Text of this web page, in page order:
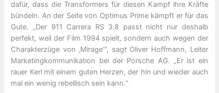
dafür, dass die Transformers für diesen Kampf ihre Kräfte
bündeln. An der Seite von Optimus Prime kämpft er für das
Gute. „Der 911 Carrera RS 3.8 passt nicht nur deshalb
perfekt, weil der Film 1994 spielt, sondern auch wegen der
Charakterzüge von ‚Mirage‘“, sagt Oliver Hoffmann, Leiter
Marketingkommunikation bei der Porsche AG. „Er ist ein
rauer Kerl mit einem guten Herzen, der hin und wieder auch
mal ein wenig rebellisch sein kann.“